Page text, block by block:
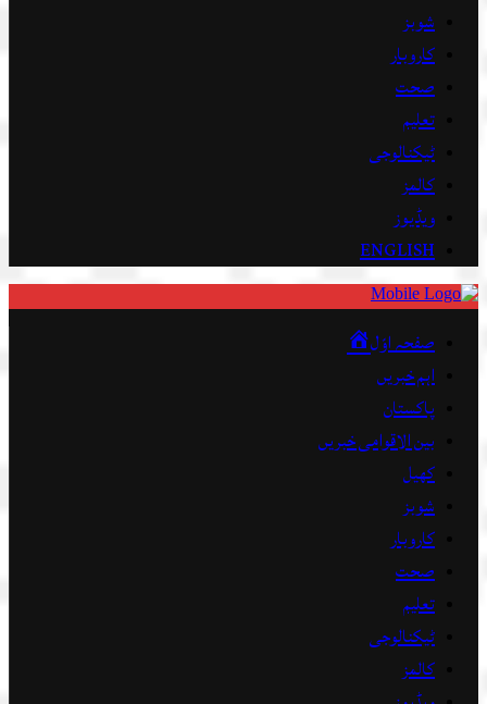
شوبز
کاروبار
صحت
تعلیم
ٹیکنالوجی
کالمز
ویڈیوز
ENGLISH
صفحہ اوّل
اہم خبریں
پاکستان
بین الاقوامی خبریں
کھیل
شوبز
کاروبار
صحت
تعلیم
ٹیکنالوجی
کالمز